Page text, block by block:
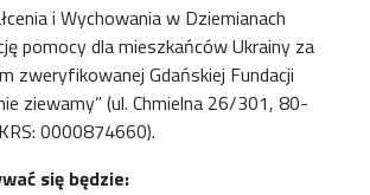
i Wychowania w Dziemianach
pomocy dla mieszkańców Ukrainy za
zweryfikowanej Gdańskiej Fundacji
ziewamy” (ul. Chmielna 26/301, 80-
0000874660).
się będzie: